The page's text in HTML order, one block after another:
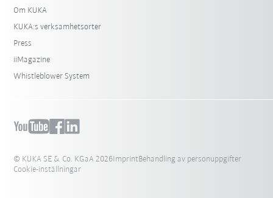
Om KUKA
KUKA:s verksamhetsorter
Press
iiMagazine
Whistleblower System
© KUKA SE & Co. KGaA 2026ImprintBehandling av personuppgifter
Cookie-inställningar